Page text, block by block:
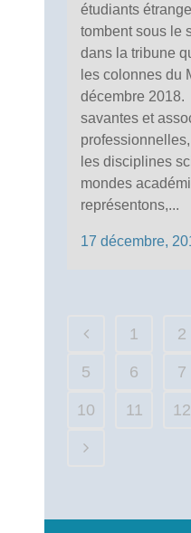
étudiants
tombent sous le
dans la tribune
les colonnes du
décembre
savantes et
les disciplines
mondes
représentons,...
17 décembre,
1 2
5 6 7
10 11 12